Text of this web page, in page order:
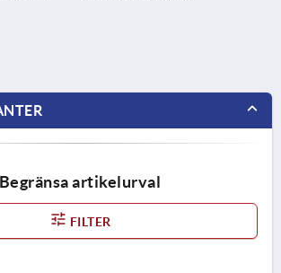
Begränsa artikelurval
FILTER